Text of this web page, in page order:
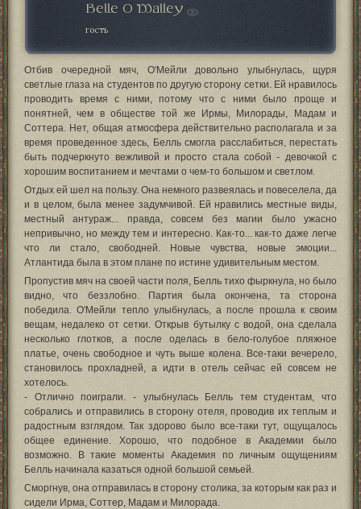
Belle O Malley
гость
Отбив очередной мяч, О'Мейли довольно улыбнулась, щуря
светлые глаза на студентов по другую сторону сетки. Ей нравилось
проводить время с ними, потому что с ними было проще и
понятней, чем в обществе той же Ирмы, Милорады, Мадам и
Соттера. Нет, общая атмосфера действительно располагала и за
время проведенное здесь, Белль смогла расслабиться, перестать
быть подчеркнуто вежливой и просто стала собой - девочкой с
хорошим воспитанием и мечтами о чем-то большом и светлом.
Отдых ей шел на пользу. Она немного развеялась и повеселела, да
и в целом, была менее задумчивой. Ей нравились местные виды,
местный антураж... правда, совсем без магии было ужасно
непривычно, но между тем и интересно. Как-то... как-то даже легче
что ли стало, свободней. Новые чувства, новые эмоции...
Атлантида была в этом плане по истине удивительным местом.
Пропустив мяч на своей части поля, Белль тихо фыркнула, но было
видно, что беззлобно. Партия была окончена, та сторона
победила. О'Мейли тепло улыбнулась, а после прошла к своим
вещам, недалеко от сетки. Открыв бутылку с водой, она сделала
несколько глотков, а после оделась в бело-голубое пляжное
платье, очень свободное и чуть выше колена. Все-таки вечерело,
становилось прохладней, а идти в отель сейчас ей совсем не
хотелось.
- Отлично поиграли. - улыбнулась Белль тем студентам, что
собрались и отправились в сторону отеля, проводив их теплым и
радостным взглядом. Так здорово было все-таки тут, ощущалось
общее единение. Хорошо, что подобное в Академии было
возможно. В такие моменты Академия по личным ощущениям
Белль начинала казаться одной большой семьей.
Сморгнув, она отправилась в сторону столика, за которым как раз и
сидели Ирма, Соттер, Мадам и Милорада.